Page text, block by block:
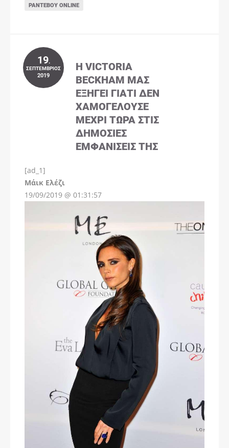
ΡΑΝΤΕΒΟΎ ONLINE
19.
ΣΕΠΤΈΜΒΡΙΟΣ
2019
Η VICTORIA
BECKHAM ΜΑΣ
ΕΞΗΓΕΊ ΓΙΑΤΊ ΔΕΝ
ΧΑΜΟΓΕΛΟΎΣΕ
ΜΈΧΡΙ ΤΏΡΑ ΣΤΙΣ
ΔΗΜΌΣΙΕΣ
ΕΜΦΑΝΊΣΕΙΣ ΤΗΣ
[ad_1]
Μάικ Ελέζι
19/09/2019 @ 01:31:57